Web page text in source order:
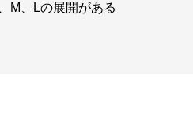
M、Lの展開がある